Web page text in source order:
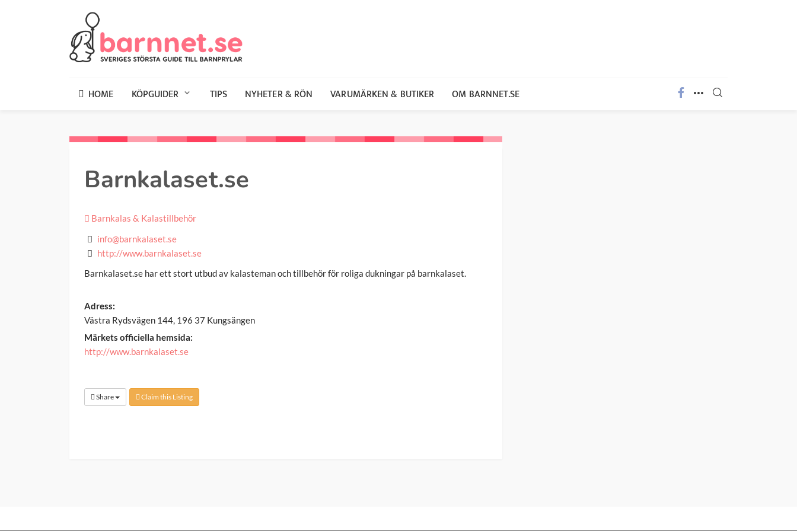
HOME KÖPGUIDER TIPS NYHETER & RÖN VARUMÄRKEN & BUTIKER OM BARNNET.SE
Barnkalaset.se
Barnkalas & Kalastillbehör
info@barnkalaset.se
http://www.barnkalaset.se
Barnkalaset.se har ett stort utbud av kalasteman och tillbehör för roliga dukningar på barnkalaset.
Adress:
Västra Rydsvägen 144, 196 37 Kungsängen
Märkets officiella hemsida:
http://www.barnkalaset.se
Share Claim this Listing